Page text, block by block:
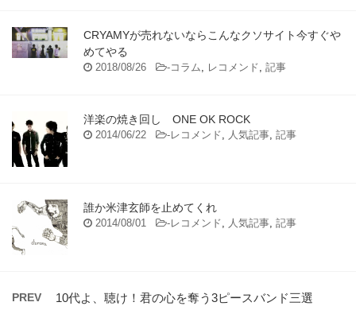
CRYAMYが売れないならこんなクソサイト今すぐや
めてやる
2018/08/26 -コラム, レコメンド, 記事
洋楽の焼き回し ONE OK ROCK
2014/06/22 -レコメンド, 人気記事, 記事
誰か米津玄師を止めてくれ
2014/08/01 -レコメンド, 人気記事, 記事
PREV 10代よ、聴け！君の心を奪う3ピースバンド三選